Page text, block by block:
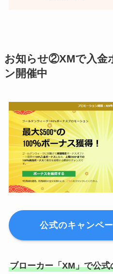
お知らせ②XMで入金
ン開催中
公式のキャンペ
ブローカー「XM」で公